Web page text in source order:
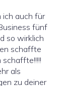
ich auch für
fünf
so wirklich
schaffte
als
zu deiner